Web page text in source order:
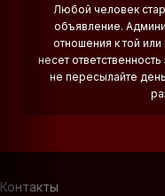
Любой человек
объявление.
отношения к той
несет
не пересылайте
Контакты